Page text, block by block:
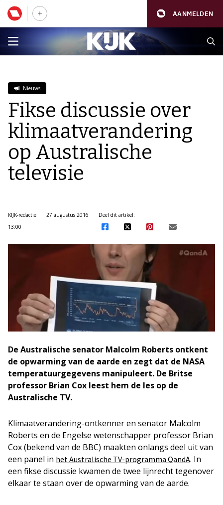
AANMELDEN
Nieuws
Fikse discussie over
klimaatverandering
op Australische
televisie
KIJK-redactie
27 augustus 2016
13:00
Deel dit artikel:
De Australische senator Malcolm Roberts ontkent
de opwarming van de aarde en zegt dat de NASA
temperatuurgegevens manipuleert. De Britse
professor Brian Cox leest hem de les op de
Australische TV.
Klimaatverandering-ontkenner en senator Malcolm
Roberts en de Engelse wetenschapper professor Brian
Cox (bekend van de BBC) maakten onlangs deel uit van
een panel in het Australische TV-programma QandA. In
een fikse discussie kwamen de twee lijnrecht tegenover
elkaar te staan over de opwarming van de aarde.